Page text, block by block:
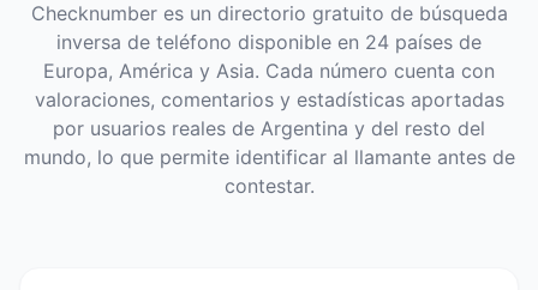
Checknumber es un directorio gratuito de búsqueda
inversa de teléfono disponible en 24 países de
Europa, América y Asia. Cada número cuenta con
valoraciones, comentarios y estadísticas aportadas
por usuarios reales de Argentina y del resto del
mundo, lo que permite identificar al llamante antes de
contestar.